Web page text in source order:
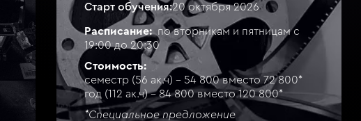
Старт обучения:20 октября 2026
Расписание:по вторникам и пятницам с
19:00 до 20:30
Стоимость:
семестр (56 ак.ч) - 54 800 вместо 72 800*
год (112 ак.ч) - 84 800 вместо 120 800*
*Специальное предложение